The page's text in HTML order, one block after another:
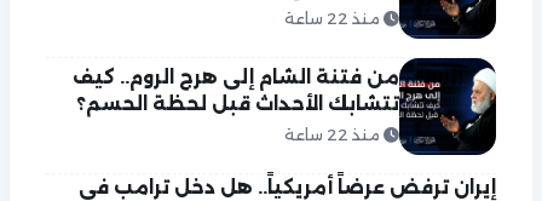
منذ 22 ساعة
من فتنة الشام إلى هرج الروم.. كيف
تتشابك الأحداث قبل لحظة الحسم؟
منذ 22 ساعة
إيران ترفض عرضاً أمريكياً.. هل دخل ترامب في